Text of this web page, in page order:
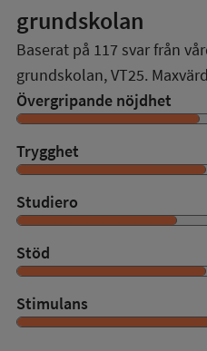
grundskolan
Baserat på 117 svar från
grundskolan,VT25.
Övergripande nöjdhet
Trygghet
Studiero
Stöd
Stimulans